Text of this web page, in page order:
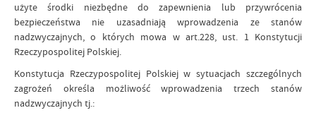
użyte środki niezbędne do zapewnienia lub przywrócenia
bezpieczeństwa nie uzasadniają wprowadzenia ze stanów
nadzwyczajnych, o których mowa w art.228, ust. 1 Konstytucji
Rzeczypospolitej Polskiej.
Konstytucja Rzeczypospolitej Polskiej w sytuacjach szczególnych
zagrożeń określa możliwość wprowadzenia trzech stanów
nadzwyczajnych tj.: